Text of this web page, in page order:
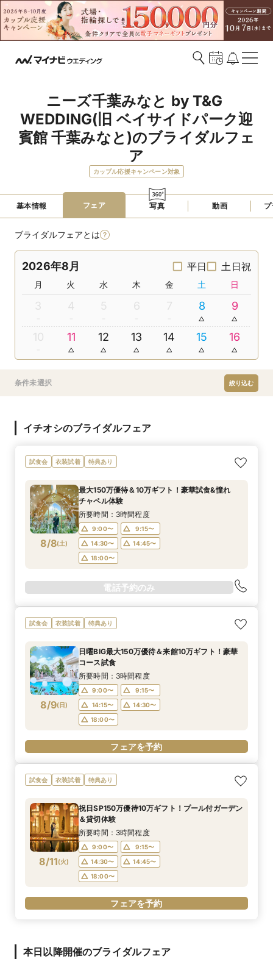
ニーズ千葉みなと by T&G
WEDDING(旧 ベイサイドパーク迎
賓館 千葉みなと)のブライダルフェ
ア
カップル応援キャンペーン対象
基本情報 フェア 写真 動画
ブライダルフェアとは
2026年8月 平日 土日祝
月 火 水 木 金 土 日
3 4 5 6 7 8 9
10 11 12 13 14 15 16
条件未選択 絞り込む
イチオシのブライダルフェア
試食会 衣装試着 特典あり
8/8(土)
最大150万優待＆10万ギフト！豪華試食&憧れ
チャペル体験
所要時間：3時間程度
9:00〜
9:15〜
14:30〜
14:45〜
18:00〜
電話予約のみ
試食会 衣装試着 特典あり
8/9(日)
日曜BIG最大150万優待＆来館10万ギフト！豪華
コース試食
所要時間：3時間程度
9:00〜
9:15〜
14:15〜
14:30〜
18:00〜
フェアを予約
試食会 衣装試着 特典あり
8/11(火)
祝日SP150万優待10万ギフト！プール付ガーデン
＆貸切体験
所要時間：3時間程度
9:00〜
9:15〜
14:30〜
14:45〜
18:00〜
フェアを予約
本日以降開催のブライダルフェア